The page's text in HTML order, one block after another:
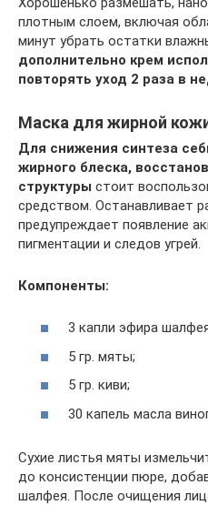
плотным слоем, включая
минут убрать остатки
дополнительно крем
повторять уход 2 раза в
Маска для жирной
Для снижения синтеза
жирного блеска,
структуры стоит
средством. Останавливает
предупреждает появление
пигментации и следов угрей.
Компоненты:
3 капли эфира
5 гр. мяты;
5 гр. киви;
30 капель масла
Сухие листья мяты
до консистенции пюре,
шалфея. После очищения